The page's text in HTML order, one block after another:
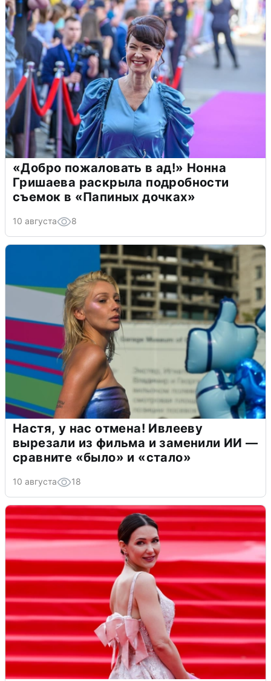
«Добро пожаловать в ад!» Нонна
Гришаева раскрыла подробности
съемок в «Папиных дочках»
10 августа 8
Настя, у нас отмена! Ивлееву
вырезали из фильма и заменили ИИ —
сравните «было» и «стало»
10 августа 18